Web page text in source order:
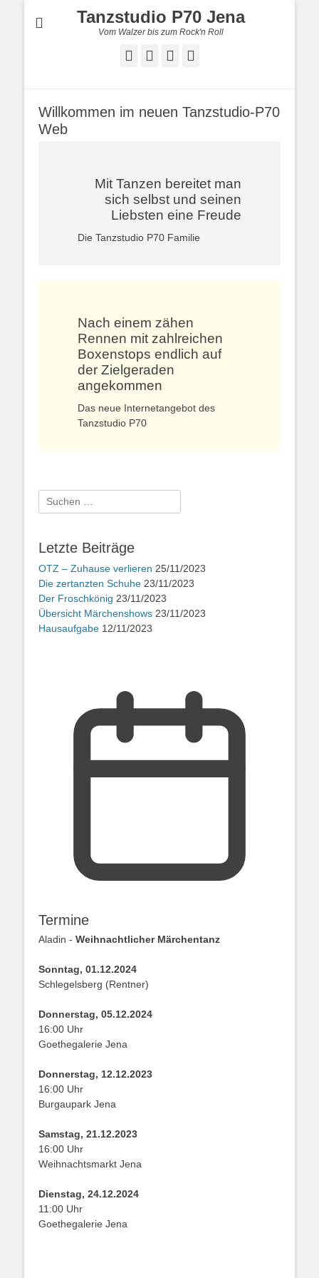
Tanzstudio P70 Jena
Vom Walzer bis zum Rock'n Roll
FacebookYouTube
Willkommen im neuen Tanzstudio-P70
Web
Mit Tanzen bereitet man
sich selbst und seinen
Liebsten eine Freude
Die Tanzstudio P70 Familie
Nach einem zähen
Rennen mit zahlreichen
Boxenstops endlich auf
der Zielgeraden
angekommen
Das neue Internetangebot des
Tanzstudio P70
Suchen
nach:
Letzte Beiträge
OTZ – Zuhause verlieren 25/11/2023
Die zertanzten Schuhe 23/11/2023
Der Froschkönig 23/11/2023
Übersicht Märchenshows 23/11/2023
Hausaufgabe 12/11/2023
Termine
Aladin - Weihnachtlicher Märchentanz
Sonntag, 01.12.2024
Schlegelsberg (Rentner)
Donnerstag, 05.12.2024
16:00 Uhr
Goethegalerie Jena
Donnerstag, 12.12.2023
16:00 Uhr
Burgaupark Jena
Samstag, 21.12.2023
16:00 Uhr
Weihnachtsmarkt Jena
Dienstag, 24.12.2024
11:00 Uhr
Goethegalerie Jena